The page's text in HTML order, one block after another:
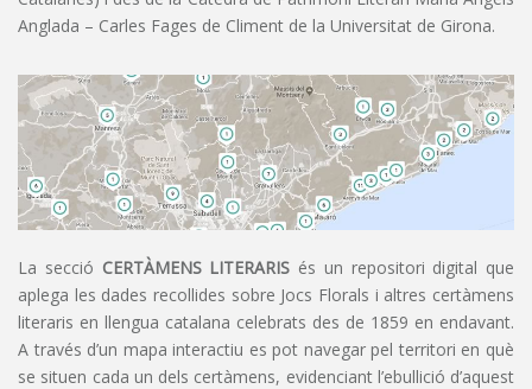
Anglada – Carles Fages de Climent de la Universitat de Girona.
La secció CERTÀMENS LITERARIS és un repositori digital que
aplega les dades recollides sobre Jocs Florals i altres certàmens
literaris en llengua catalana celebrats des de 1859 en endavant.
A través d’un mapa interactiu es pot navegar pel territori en què
se situen cada un dels certàmens, evidenciant l’ebullició d’aquest